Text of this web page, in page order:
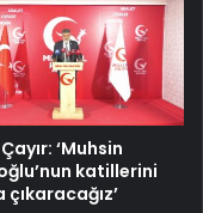
‘Muhsin
katillerini